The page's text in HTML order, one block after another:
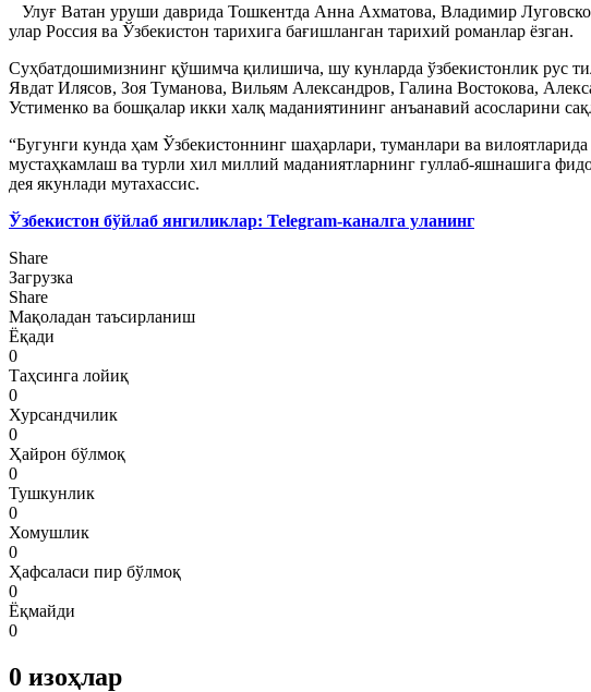
Улуғ Ватан уруши даврида Тошкентда Анна Ахматова, Владимир
улар Россия ва Ўзбекистон тарихига бағишланган тарихий романлар ёзган.
Суҳбатдошимизнинг қўшимча қилишича, шу кунларда ўзбекистонлик рус
Явдат Илясов, Зоя Туманова, Вильям Александров, Галина Востокова,
Устименко ва бошқалар икки халқ маданиятининг анъанавий асосларини
“Бугунги кунда ҳам Ўзбекистоннинг шаҳарлари, туманлари ва
мустаҳкамлаш ва турли хил миллий маданиятларнинг гуллаб-яшнашига
дея якунлади мутахассис.
Ўзбекистон бўйлаб янгиликлар: Telegram-каналга уланинг
Share
Загрузка
Share
Мақоладан таъсирланиш
Ёқади
0
Таҳсинга лойиқ
0
Хурсандчилик
0
Ҳайрон бўлмоқ
0
Тушкунлик
0
Хомушлик
0
Ҳафсаласи пир бўлмоқ
0
Ёқмайди
0
0 изоҳлар